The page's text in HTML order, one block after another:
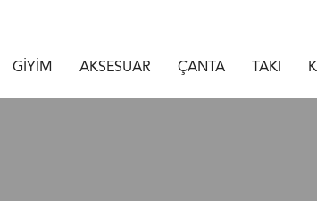
GİYİM AKSESUAR ÇANTA TAKI